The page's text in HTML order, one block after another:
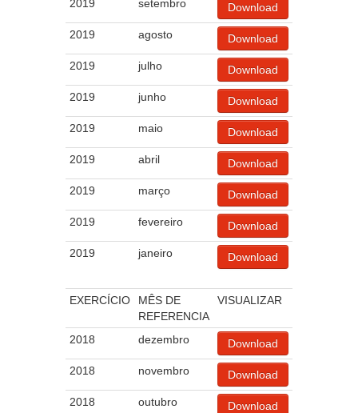
2019 setembro Download
2019 agosto Download
2019 julho Download
2019 junho Download
2019 maio Download
2019 abril Download
2019 março Download
2019 fevereiro Download
2019 janeiro Download
EXERCÍCIO
MÊS DE
REFERENCIA
VISUALIZAR
2018 dezembro Download
2018 novembro Download
2018 outubro Download